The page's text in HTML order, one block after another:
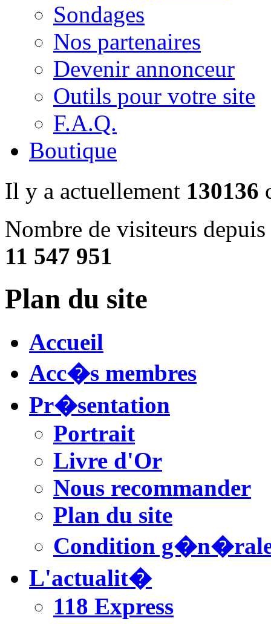
Sondages
Nos partenaires
Devenir annonceur
Outils pour votre site
F.A.Q.
Boutique
Il y a actuellement 130136
Nombre de visiteurs
11 547 951
Plan du site
Accueil
Acc�s membres
Pr�sentation
Portrait
Livre d'Or
Nous recommander
Plan du site
Condition
L'actualit�
118 Express